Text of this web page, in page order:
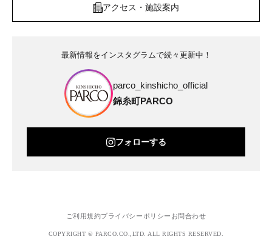
アクセス・施設案内
最新情報をインスタグラムで続々更新中！
parco_kinshicho_official
錦糸町PARCO
フォローする
ご利用規約プライバシーポリシー お問合わせ
COPYRIGHT © PARCO.CO.,LTD. ALL RIGHTS RESERVED.